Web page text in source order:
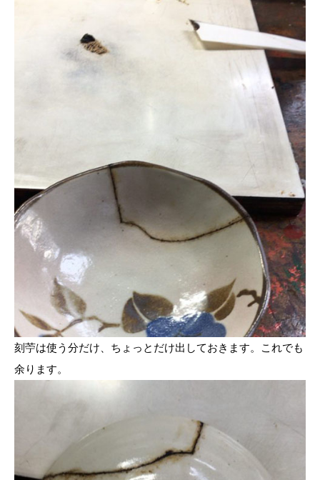
刻苧は使う分だけ、ちょっとだけ出しておきます。これでも
余ります。